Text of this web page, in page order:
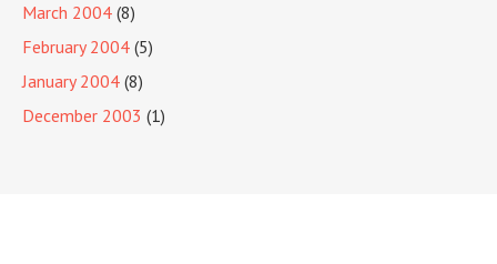
March 2004 (8)
February 2004 (5)
January 2004 (8)
December 2003 (1)